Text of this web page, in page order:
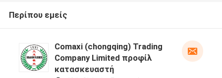
Περίπου εμείς
Comaxi (chongqing) Trading
Company Limited προφίλ
κατασκευαστή